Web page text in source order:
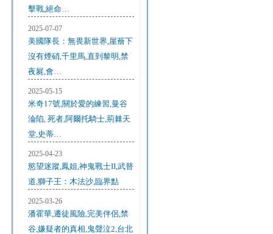
擊戰,絕命…
2025-07-07
美國隊長：無畏新世界,屋簷下
沒有煙硝,千里馬,直到黎明,禁
夜屍,會…
2025-05-15
米奇17號,關於愛的練習,曼谷
淪陷, 死者,阿爾托騎士,荊棘天
堂,史蒂…
2025-04-23
慾望迷蹤,鳳姐,神鬼戰士II,武替
道,獅子王：木法沙,臨界點
2025-03-26
潘霍華,遷徒風險,完美伴侶,禁
谷,嫌疑者的真相,鬼聲泣2,台北